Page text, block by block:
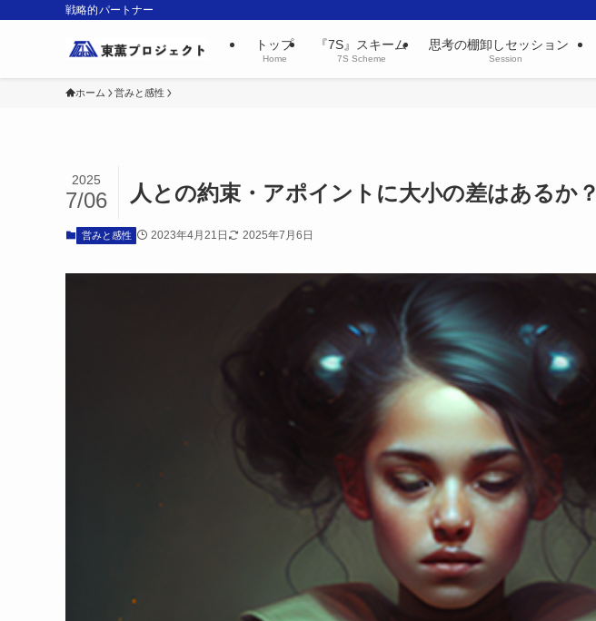
戦略的パートナー
トップ
Home
『7S』スキーム
7S Scheme
思考の棚卸しセッション
Session
ホーム 営みと感性
人との約束・アポイントに大小の差はあるか？
2025
7/06
営みと感性 2023年4月21日 2025年7月6日